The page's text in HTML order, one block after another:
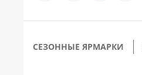
СЕЗОННЫЕ ЯРМАРКИ